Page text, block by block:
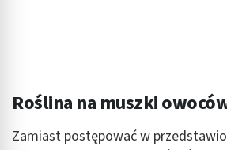
Roślina na muszki
Zamiast postępować w